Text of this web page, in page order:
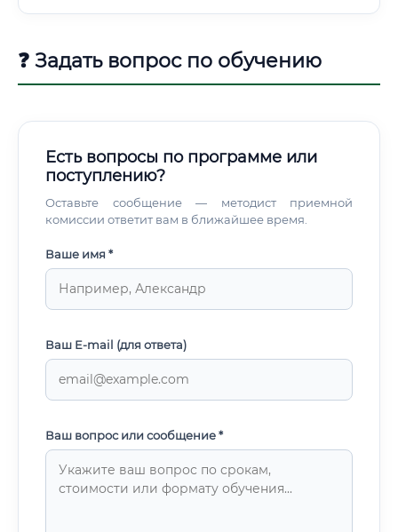
❓ Задать вопрос по обучению
Есть вопросы по программе или
поступлению?
Оставьте сообщение — методист приемной
комиссии ответит вам в ближайшее время.
Ваше имя *
Ваш E-mail (для ответа)
Ваш вопрос или сообщение *